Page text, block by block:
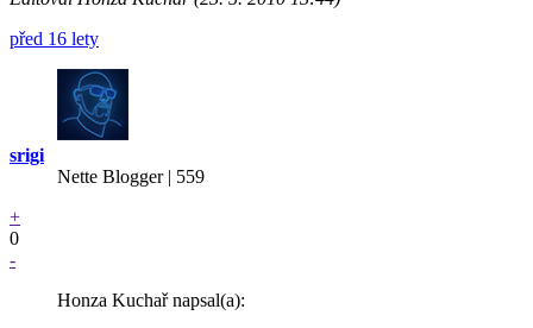
před 16 lety
srigi
Nette Blogger | 559
+
0
-
Honza Kuchař napsal(a):